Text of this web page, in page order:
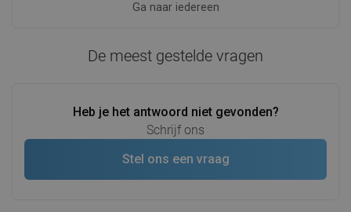
Ga naar iedereen
De meest gestelde vragen
Heb je het antwoord niet gevonden?
Schrijf ons
Stel ons een vraag